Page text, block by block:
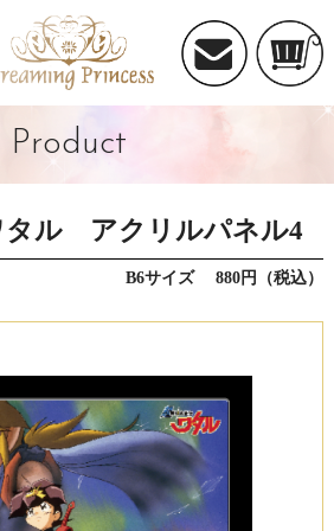
Product
タル アクリルパネル4
B6サイズ 880円（税込）